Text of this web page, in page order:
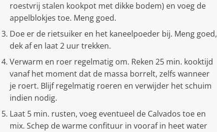
roestvrij stalen kookpot met dikke bodem) en voeg de
appelblokjes toe. Meng goed.
Doe er de rietsuiker en het kaneelpoeder bij. Meng goed,
dek af en laat 2 uur trekken.
Verwarm en roer regelmatig om. Reken 25 min. kooktijd
vanaf het moment dat de massa borrelt, zelfs wanneer
je roert. Blijf regelmatig roeren en verwijder het schuim
indien nodig.
Laat 5 min. rusten, voeg eventueel de Calvados toe en
mix. Schep de warme confituur in vooraf in heet water